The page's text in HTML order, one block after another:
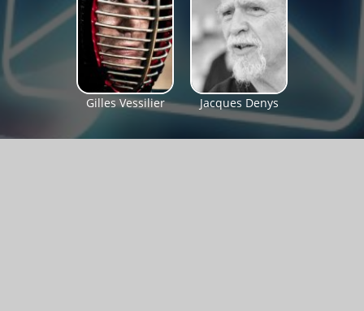
Gilles Vessilier Jacques Denys